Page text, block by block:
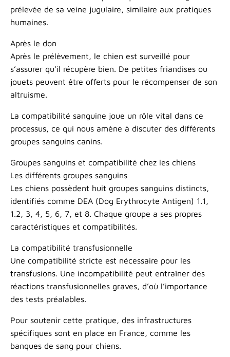
prélevée de sa veine jugulaire, similaire aux pratiques
humaines.
Après le don
Après le prélèvement, le chien est surveillé pour
s’assurer qu’il récupère bien. De petites friandises ou
jouets peuvent être offerts pour le récompenser de son
altruisme.
La compatibilité sanguine joue un rôle vital dans ce
processus, ce qui nous amène à discuter des différents
groupes sanguins canins.
Groupes sanguins et compatibilité chez les chiens
Les différents groupes sanguins
Les chiens possèdent huit groupes sanguins distincts,
identifiés comme DEA (Dog Erythrocyte Antigen) 1.1,
1.2, 3, 4, 5, 6, 7, et 8. Chaque groupe a ses propres
caractéristiques et compatibilités.
La compatibilité transfusionnelle
Une compatibilité stricte est nécessaire pour les
transfusions. Une incompatibilité peut entraîner des
réactions transfusionnelles graves, d’où l’importance
des tests préalables.
Pour soutenir cette pratique, des infrastructures
spécifiques sont en place en France, comme les
banques de sang pour chiens.